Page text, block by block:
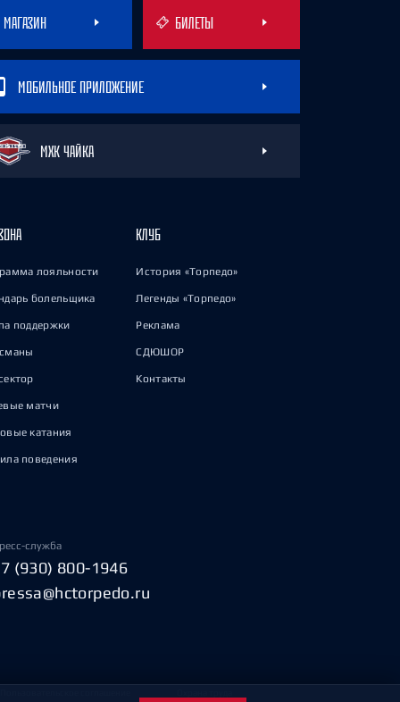
МАГАЗИН БИЛЕТЫ
МОБИЛЬНОЕ ПРИЛОЖЕНИЕ
МХК ЧАЙКА
лояльности
болельщика
поддержки
матчи
катания
поведения
КЛУБ
История «Торпедо»
Легенды «Торпедо»
Реклама
СДЮШОР
Контакты
служба
(930) 800-1946